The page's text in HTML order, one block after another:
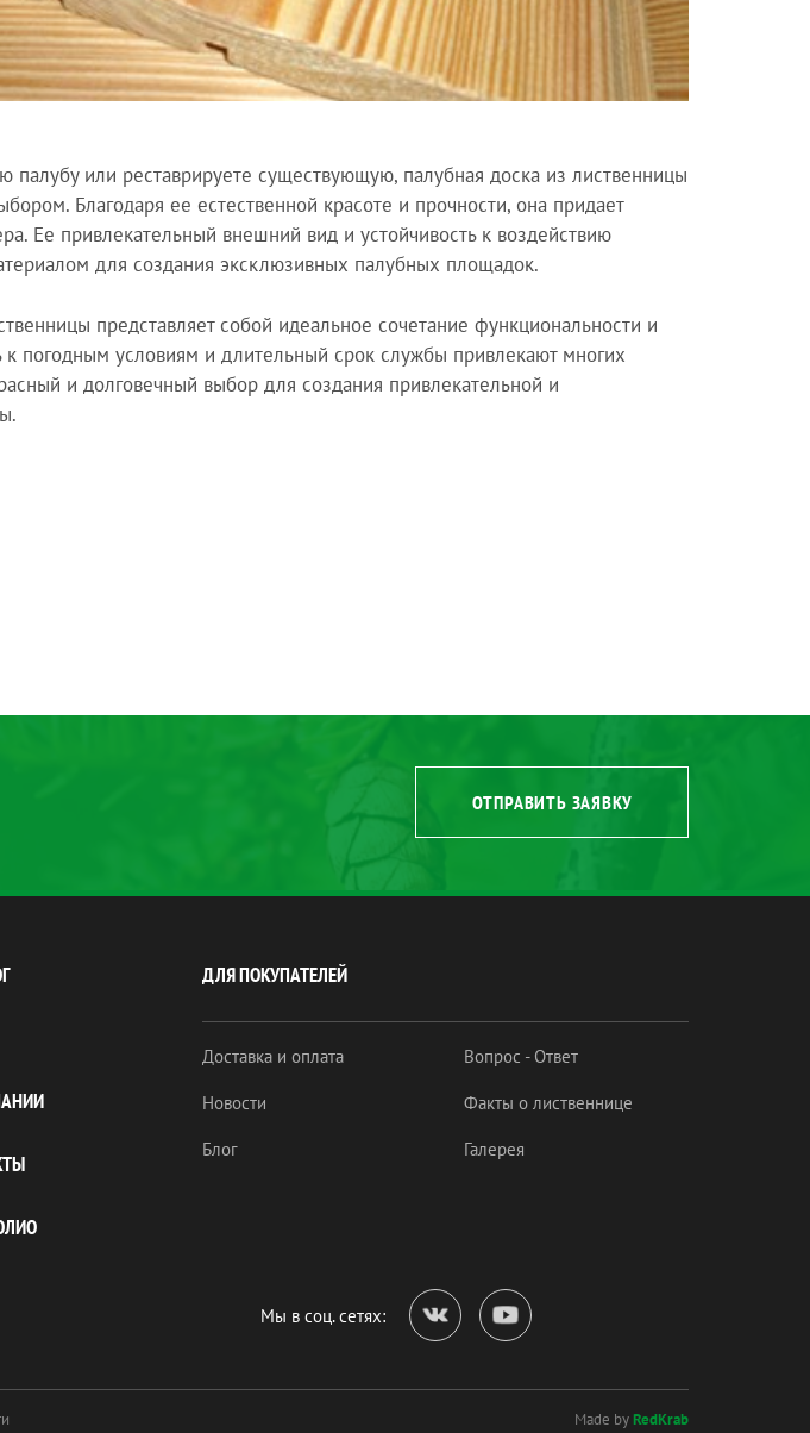
палубу или реставрируете существующую, палубная доска из лиственницы
Благодаря ее естественной красоте и прочности, она придает
Ее привлекательный внешний вид и устойчивость к воздействию
для создания эксклюзивных палубных площадок.
представляет собой идеальное сочетание функциональности и
к погодным условиям и длительный срок службы привлекают многих
и долговечный выбор для создания привлекательной и
ОТПРАВИТЬ ЗАЯВКУ
ДЛЯ ПОКУПАТЕЛЕЙ
Доставка и оплата
Новости
Блог
Вопрос - Ответ
Факты о лиственнице
Галерея
Мы в соц. сетях:
Made byRedKrab